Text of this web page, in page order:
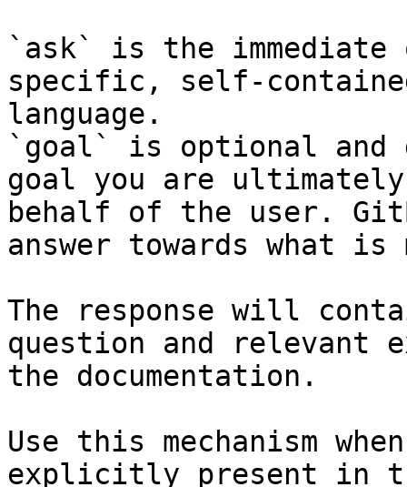
`ask` is the
specific, self-
language.
`goal` is optional and
goal you are
behalf of the user.
answer towards what
The response will
question and relevant
the documentation.
Use this mechanism
explicitly present in